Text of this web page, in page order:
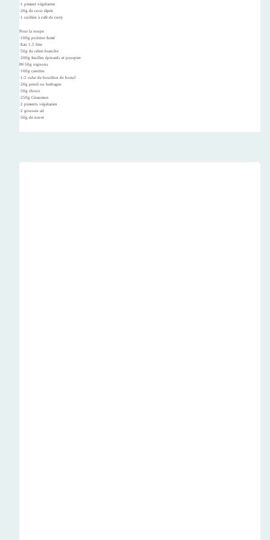
∙1 piment végétarien
∙20g de coco râpée
∙1 cuillère à café de curry
Pour la soupe
∙100g poitrine fumé
∙Eau 1,5 litre
∙50g de céleri branche
∙200g feuilles épinards et pourpier
￼∙50g oignons
∙100g carottes
∙1/2 cube de bouillon de boeuf
∙20g persil ou herbages
∙50g choux
∙250g Giraumon
∙2 piments végétarien
∙2 gousses ail
∙50g de navet